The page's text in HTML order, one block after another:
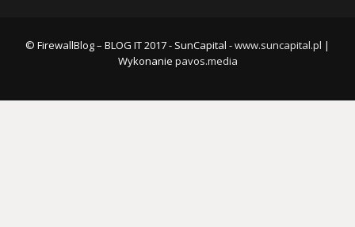
© FirewallBlog – BLOG IT 2017 - SunCapital -www.suncapital.pl |
Wykonanie pavos.media